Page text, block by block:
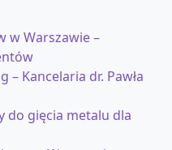
w Warszawie –
– Kancelaria dr. Pawła
do gięcia metalu dla